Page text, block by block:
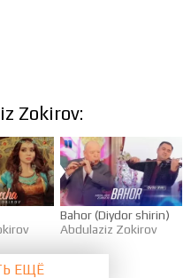
Zokirov:
Bahor (Diydor shirin)
Abdulaziz Zokirov
ЕЩЁ